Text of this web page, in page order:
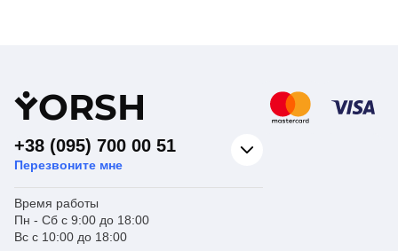
YORSH
+38 (095) 700 00 51
Перезвоните мне
Время работы
Пн - Сб с 9:00 до 18:00
Вс с 10:00 до 18:00